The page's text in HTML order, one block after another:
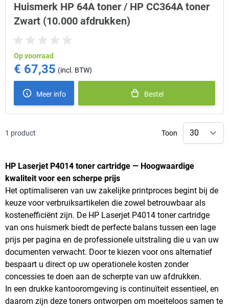
Huismerk HP 64A toner / HP CC364A toner
Zwart (10.000 afdrukken)
Op voorraad
€ 67,35
Meer info Bestel
1 product Toon
HP Laserjet P4014 toner cartridge — Hoogwaardige
kwaliteit voor een scherpe prijs
Het optimaliseren van uw zakelijke printproces begint bij de
keuze voor verbruiksartikelen die zowel betrouwbaar als
kostenefficiënt zijn. De HP Laserjet P4014 toner cartridge
van ons huismerk biedt de perfecte balans tussen een lage
prijs per pagina en de professionele uitstraling die u van uw
documenten verwacht. Door te kiezen voor ons alternatief
bespaart u direct op uw operationele kosten zonder
concessies te doen aan de scherpte van uw afdrukken.
In een drukke kantooromgeving is continuïteit essentieel, en
daarom zijn deze toners ontworpen om moeiteloos samen te